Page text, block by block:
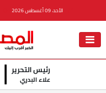
الأحد، 09 أغسطس 2026
رئيس التحرير
علاء البدري